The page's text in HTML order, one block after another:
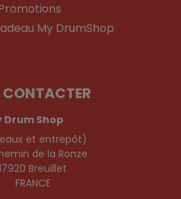
My DrumShop
Drum Shop
et entrepôt)
de la Ronze
Breuillet
FRANCE